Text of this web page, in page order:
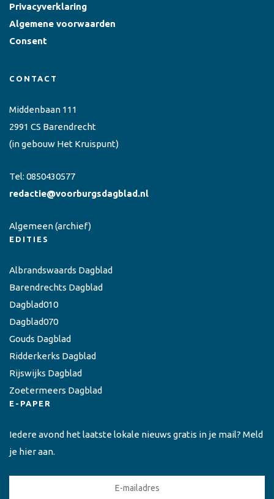
Privacyverklaring
Algemene voorwaarden
Consent
CONTACT
Middenbaan 111
2991 CS Barendrecht
(in gebouw Het Kruispunt)
Tel: 0850430577
redactie@voorburgsdagblad.nl
Algemeen(archief)
EDITIES
Albrandswaards Dagblad
Barendrechts Dagblad
Dagblad010
Dagblad070
Gouds Dagblad
Ridderkerks Dagblad
Rijswijks Dagblad
Zoetermeers Dagblad
E-PAPER
Iedere avond het laatste lokale nieuws gratis in je mail? Meld
je hier aan.